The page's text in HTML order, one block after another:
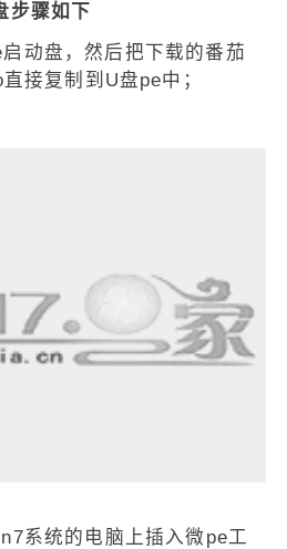
步骤如下
动盘，然后把下载的番茄
接复制到U盘pe中；
系统的电脑上插入微pe工